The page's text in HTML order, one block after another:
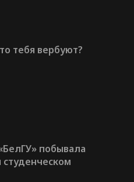
тебя вербуют?
побывала
студенческом